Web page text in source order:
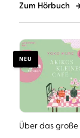
Zum Hörbuch
NEU
Über das